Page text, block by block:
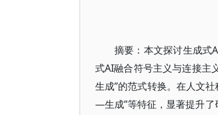
摘要：本文探讨生成式
式AI融合符号主义与连接主
生成”的范式转换。在人文
—生成”等特征，显著提升了